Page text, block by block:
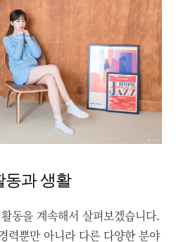
동과 생활
동을 계속해서 살펴보겠습니다.
력뿐만 아니라 다른 다양한 분야